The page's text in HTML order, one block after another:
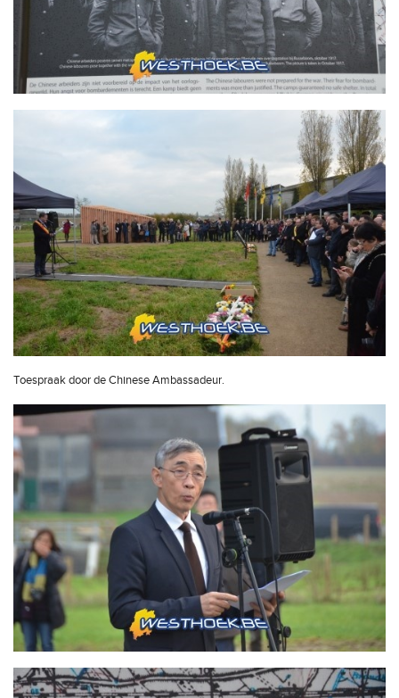
Toespraak door de Chinese Ambassadeur.